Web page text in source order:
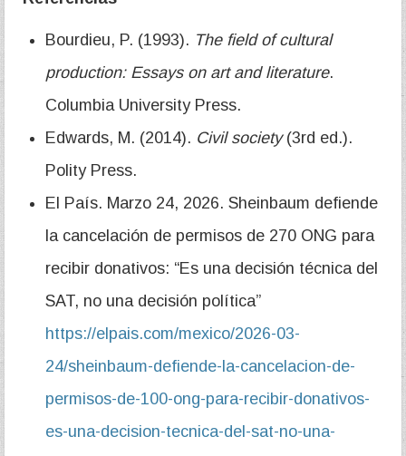
Bourdieu, P. (1993). The field of cultural
production: Essays on art and literature.
Columbia University Press.
Edwards, M. (2014). Civil society(3rd ed.).
Polity Press.
El País. Marzo 24, 2026. Sheinbaum defiende
la cancelación de permisos de 270 ONG para
recibir donativos: “Es una decisión técnica del
SAT, no una decisión política”
https://elpais.com/mexico/2026-03-
24/sheinbaum-defiende-la-cancelacion-de-
permisos-de-100-ong-para-recibir-donativos-
es-una-decision-tecnica-del-sat-no-una-